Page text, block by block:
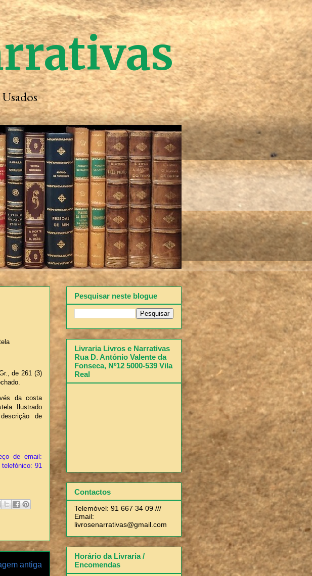
de 261 (3)
da costa
Ilustrado
de
de email:
91
antiga
Pesquisar neste blogue
Livraria Livros e Narrativas
Rua D. António Valente da
Fonseca, Nº12 5000-539 Vila
Real
Contactos
Telemóvel: 91 667 34 09 ///
Email:
livrosenarrativas@gmail.com
Horário da Livraria /
Encomendas